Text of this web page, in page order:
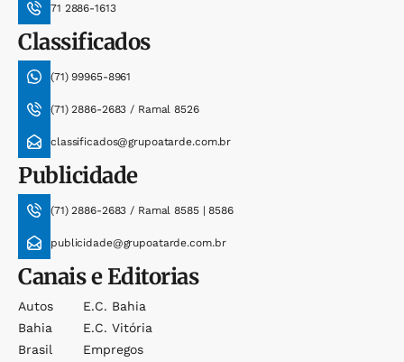
71 2886-1613
Classificados
(71) 99965-8961
(71) 2886-2683 / Ramal 8526
classificados@grupoatarde.com.br
Publicidade
(71) 2886-2683 / Ramal 8585 | 8586
publicidade@grupoatarde.com.br
Canais e Editorias
Autos
Bahia
Brasil
E.c. Bahia
E.c. Vitória
Empregos